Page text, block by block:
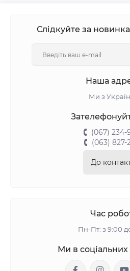
Слідкуйте за
Наша
Ми з
(067) 234-
(063) 827-
До
Час
Пн-Пт: з 9:00
Ми в